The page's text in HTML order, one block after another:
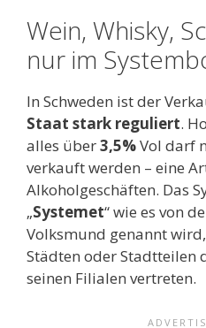
Wein, Whisky,
nur im
In Schweden ist der
Staat stark reguliert.
alles über3,5%Vol darf
verkauft werden – eine
Alkoholgeschäften. Das
„Systemet“ wie es von
Volksmund genannt
Städten oder Stadtteilen
seinen Filialen vertreten.